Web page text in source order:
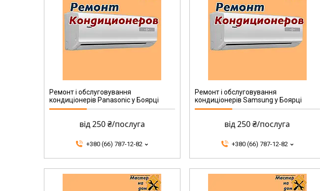
Ремонт і обслуговування
кондиціонерів Panasonic у Боярці
від 250 ₴/послуга
+380 (66) 787-12-82
Ремонт і обслуговування
кондиціонерів Samsung у Боярці
від 250 ₴/послуга
+380 (66) 787-12-82